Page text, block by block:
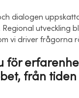
dialogen
utveckling
vi driver frågorna
för
från